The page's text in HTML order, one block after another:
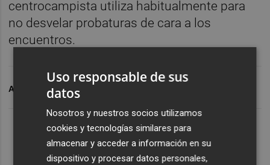
centrocampista utiliza habitualmente para
no desvelar probaturas de cara a los
encuentros.
ARCHIVADO EN HUGO DURO
Uso responsable de sus
datos
Nosotros y nuestros socios utilizamos
cookies y tecnologías similares para
almacenar y acceder a información en su
dispositivo y procesar datos personales,